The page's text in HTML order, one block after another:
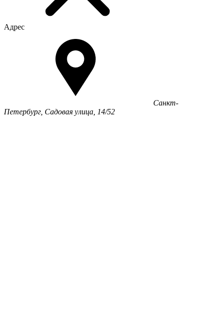
Адрес
Санкт-
Петербург, Садовая улица, 14/52